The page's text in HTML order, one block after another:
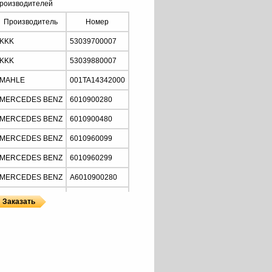
Производитель Номер
KKK 53039700007
KKK 53039880007
MAHLE 001TA14342000
MERCEDES BENZ 6010900280
MERCEDES BENZ 6010900480
MERCEDES BENZ 6010960099
MERCEDES BENZ 6010960299
MERCEDES BENZ A6010900280
BENZ